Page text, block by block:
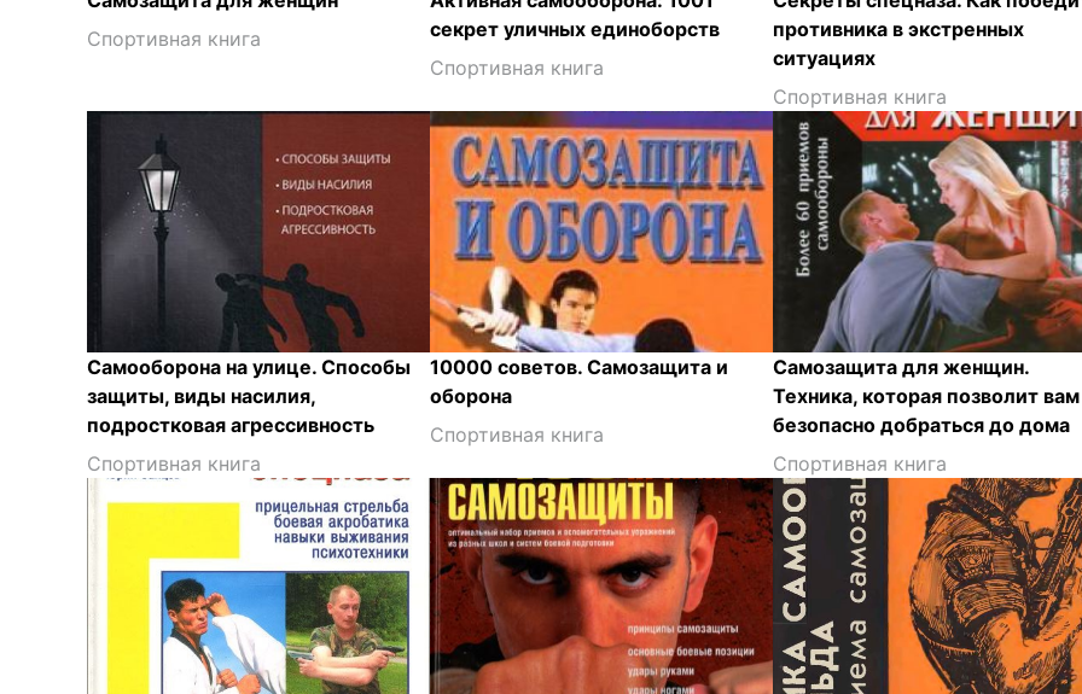
Спортивная книга
секрет уличных единоборств
Спортивная книга
противника в экстренных
ситуациях
Спортивная книга
Самооборона на улице. Способы
защиты, виды насилия,
подростковая агрессивность
Спортивная книга
10000 советов. Самозащита и
оборона
Спортивная книга
Самозащита для женщин.
Техника, которая позволит вам
безопасно добраться до дома
Спортивная книга